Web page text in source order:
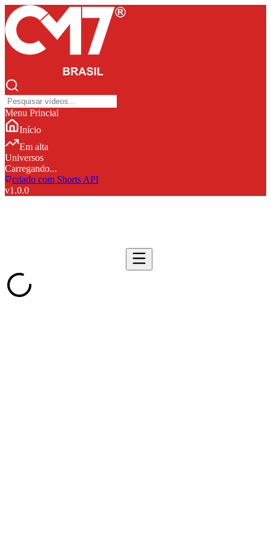
Menu Princial
Início
Em alta
Universos
Carregando...
criado com Shorts API
v1.0.0